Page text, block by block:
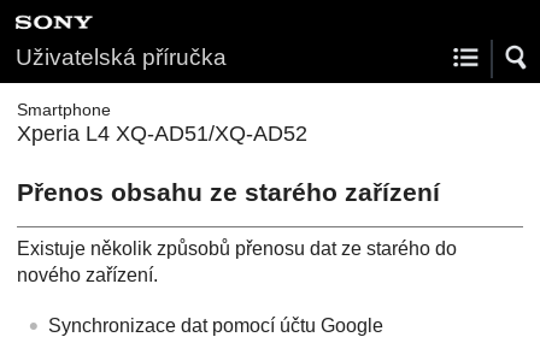
Uživatelská příručka
Smartphone
Xperia L4 XQ-AD51/XQ-AD52
Přenos obsahu ze starého zařízení
Existuje několik způsobů přenosu dat ze starého do
nového zařízení.
Synchronizace dat pomocí účtu Google